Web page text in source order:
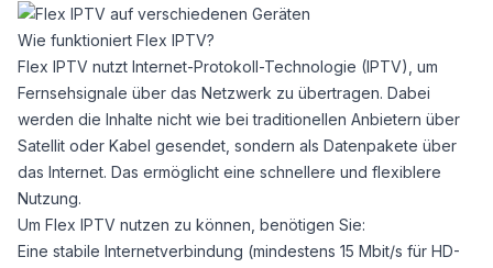
Wie funktioniert Flex IPTV?
Flex IPTV nutzt Internet-Protokoll-Technologie (IPTV), um
Fernsehsignale über das Netzwerk zu übertragen. Dabei
werden die Inhalte nicht wie bei traditionellen Anbietern über
Satellit oder Kabel gesendet, sondern als Datenpakete über
das Internet. Das ermöglicht eine schnellere und flexiblere
Nutzung.
Um Flex IPTV nutzen zu können, benötigen Sie:
Eine stabile Internetverbindung (mindestens 15 Mbit/s für HD-